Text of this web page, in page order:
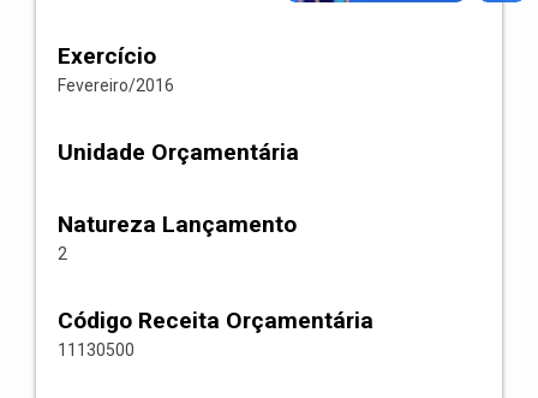
Exercício
Fevereiro/2016
Unidade Orçamentária
Natureza Lançamento
2
Código Receita Orçamentária
11130500